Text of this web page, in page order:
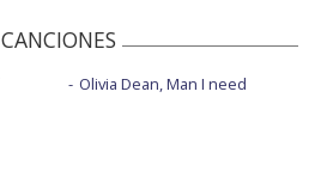
CANCIONES
Olivia Dean, Man I need